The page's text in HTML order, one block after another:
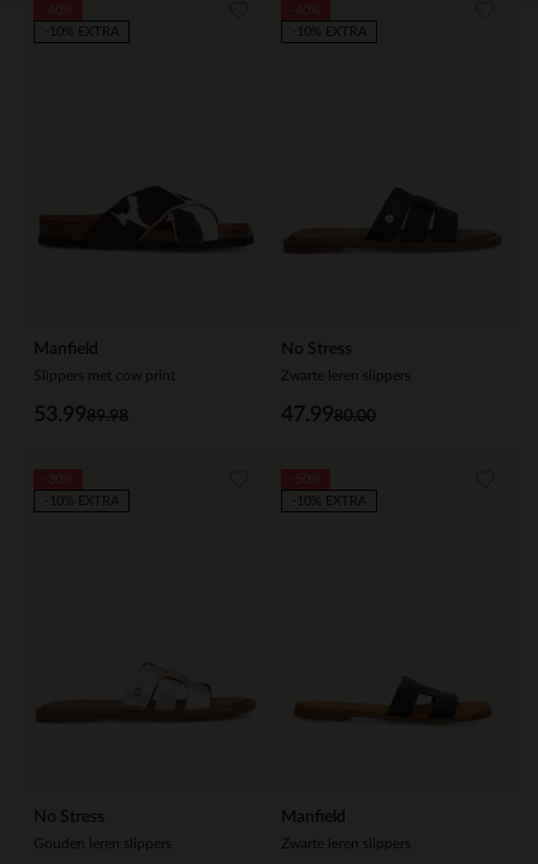
Manfield
Slippers met cow print
89.98
53.99
-10% EXTRA
No Stress
Zwarte leren slippers
80.00
47.99
-10% EXTRA
No Stress
Gouden leren slippers
-10% EXTRA
Manfield
Zwarte leren slippers
-10% EXTRA